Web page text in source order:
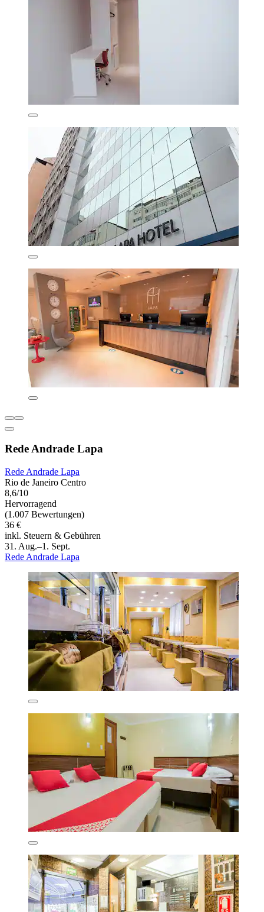
Rede Andrade Lapa
Rede Andrade Lapa
Rio de Janeiro Centro
8,6/10
Hervorragend
(1.007 Bewertungen)
36 €
inkl. Steuern & Gebühren
31. Aug.–1. Sept.
Rede Andrade Lapa